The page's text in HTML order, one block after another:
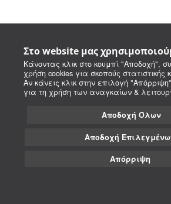
Στο website μας
Κάνοντας κλικ στο κουμπί "Αποδοχή",
χρήση cookies για σκοπούς στατιστικής
Αν κάνεις κλικ στην επιλογή
για τη χρήση των αναγκαίων &
Αποδοχή Όλων
Αποδοχή
Απόρριψη